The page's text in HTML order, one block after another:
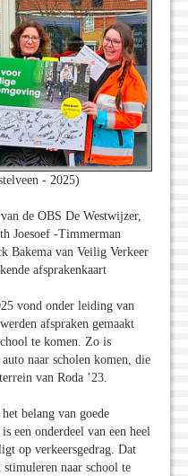
- 2025)
de OBS De Westwijzer,
Joesoef -Timmerman
Bakema van Veilig Verkeer
afsprakenkaart
vond onder leiding van
afspraken gemaakt
te komen. Zo is
naar scholen komen, die
van Roda ’23.
belang van goede
een onderdeel van een heel
op verkeersgedrag. Dat
naar school te